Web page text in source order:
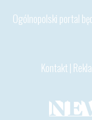
Ogólnopolski portal
Kontakt |